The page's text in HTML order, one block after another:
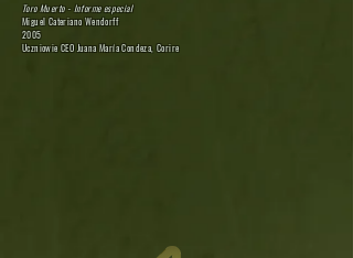
Toro Muerto - Informe especial
Miguel Cateriano Wendorff
2005
Uczniowie CEO Juana María Condeza, Corire